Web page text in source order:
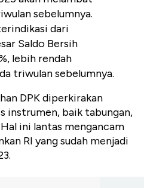
sebelumnya.
dari
Saldo Bersih
lebih rendah
triwulan sebelumnya.
DPK diperkirakan
instrumen, baik tabungan,
ini lantas mengancam
RI yang sudah menjadi